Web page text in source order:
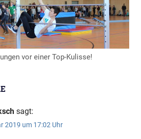
vor einer Top-Kulisse!
sagt:
2019 um 17:02 Uhr